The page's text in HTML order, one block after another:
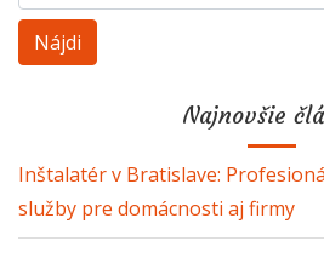
Najnovšie
Inštalatér v Bratislave:
služby pre domácnosti aj firmy